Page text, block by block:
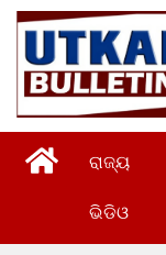
ରାଜ୍ୟ
ଭିଡିଓ